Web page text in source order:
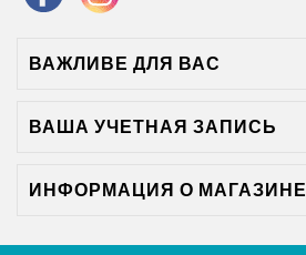
ВАЖЛИВЕ ДЛЯ ВАС
ВАША УЧЕТНАЯ ЗАПИСЬ
ИНФОРМАЦИЯ О МАГАЗИНЕ